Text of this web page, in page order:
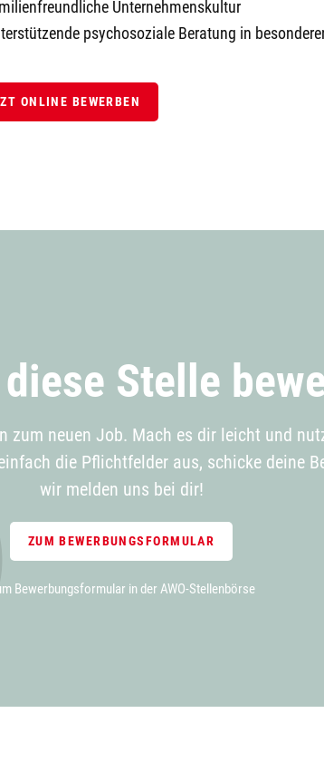
Unternehmenskultur
psychosoziale Beratung in
ONLINE BEWERBEN
Stelle
zum neuen Job. Mach es dir leicht und
die Pflichtfelder aus, schicke deine
wir melden uns bei dir!
ZUM BEWERBUNGSFORMULAR
Bewerbungsformular in der AWO-Stellenbörse